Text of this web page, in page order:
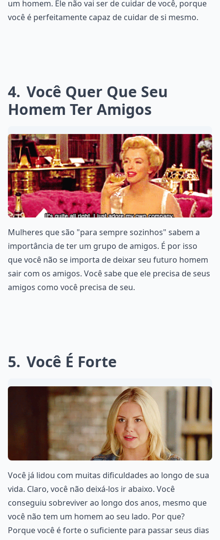
um homem. Ele não vai ser de cuidar de você, porque
você é perfeitamente capaz de cuidar de si mesmo.
4 Você Quer Que Seu
Homem Ter Amigos
Mulheres que são "para sempre sozinhos" sabem a
importância de ter um grupo de amigos. É por isso
que você não se importa de deixar seu futuro homem
sair com os amigos. Você sabe que ele precisa de seus
amigos como você precisa de seu.
5 Você É Forte
Você já lidou com muitas dificuldades ao longo de sua
vida. Claro, você não deixá-los ir abaixo. Você
conseguiu sobreviver ao longo dos anos, mesmo que
você não tem um homem ao seu lado. Por que?
Porque você é forte o suficiente para passar seus dias